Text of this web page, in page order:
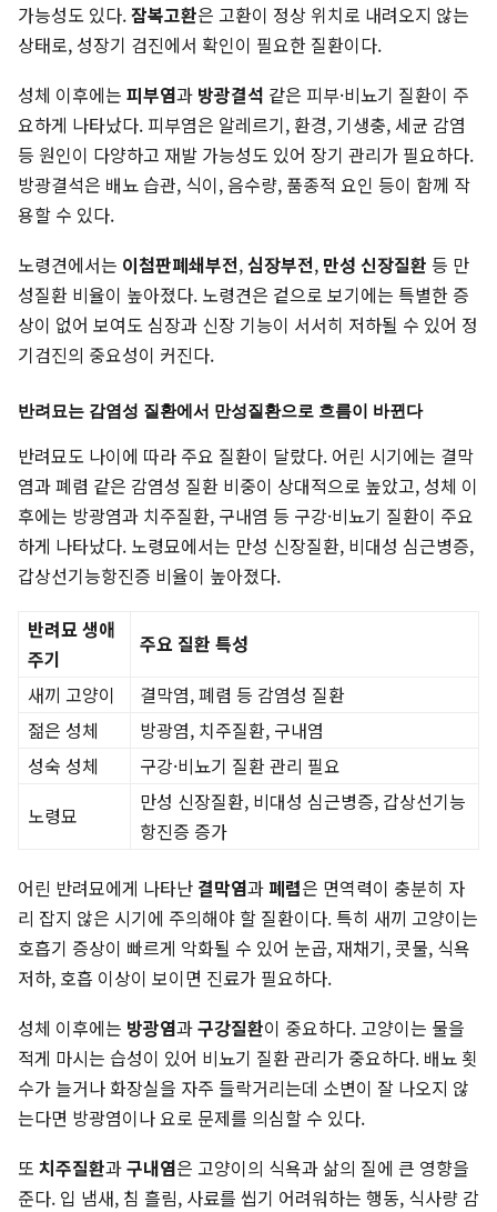
가능성도 있다.잠복고환은 고환이 정상 위치로 내려오지 않는
상태로, 성장기 검진에서 확인이 필요한 질환이다.
성체 이후에는 피부염과 방광결석 같은 피부·비뇨기 질환이 주
요하게 나타났다. 피부염은 알레르기, 환경, 기생충, 세균 감염
등 원인이 다양하고 재발 가능성도 있어 장기 관리가 필요하다.
방광결석은 배뇨 습관, 식이, 음수량, 품종적 요인 등이 함께 작
용할 수 있다.
노령견에서는 이첨판폐쇄부전,심장부전, 만성 신장질환 등 만
성질환 비율이 높아졌다. 노령견은 겉으로 보기에는 특별한 증
상이 없어 보여도 심장과 신장 기능이 서서히 저하될 수 있어 정
기검진의 중요성이 커진다.
반려묘는 감염성 질환에서 만성질환으로 흐름이 바뀐다
반려묘도 나이에 따라 주요 질환이 달랐다. 어린 시기에는 결막
염과 폐렴 같은 감염성 질환 비중이 상대적으로 높았고, 성체 이
후에는 방광염과 치주질환, 구내염 등 구강·비뇨기 질환이 주요
하게 나타났다. 노령묘에서는 만성 신장질환, 비대성 심근병증,
갑상선기능항진증 비율이 높아졌다.
반려묘 생애
주기
주요 질환 특성
새끼 고양이
결막염, 폐렴 등 감염성 질환
젊은 성체
방광염, 치주질환, 구내염
성숙 성체
구강·비뇨기 질환 관리 필요
노령묘
만성 신장질환, 비대성 심근병증, 갑상선기능
항진증 증가
어린 반려묘에게 나타난 결막염과 폐렴은 면역력이 충분히 자
리 잡지 않은 시기에 주의해야 할 질환이다. 특히 새끼 고양이는
호흡기 증상이 빠르게 악화될 수 있어 눈곱, 재채기, 콧물, 식욕
저하, 호흡 이상이 보이면 진료가 필요하다.
성체 이후에는 방광염과구강질환이 중요하다. 고양이는 물을
적게 마시는 습성이 있어 비뇨기 질환 관리가 중요하다. 배뇨 횟
수가 늘거나 화장실을 자주 들락거리는데 소변이 잘 나오지 않
는다면 방광염이나 요로 문제를 의심할 수 있다.
또 치주질환과구내염은 고양이의 식욕과 삶의 질에 큰 영향을
준다. 입 냄새, 침 흘림, 사료를 씹기 어려워하는 행동, 식사량 감